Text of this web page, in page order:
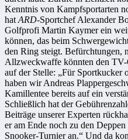
Kenntnis von Kampfsportarten
hat ARD-Sportchef Alexander
Golfprofi Martin Kaymer ein
können, das beim
den Ring steigt. Befürchtungen,
Allzweckwaffe könnten den TV-
auf der Stelle: „Für Sportkucker
haben wir Andreas
Kamillentee bereits auf ein
Schließlich hat der
Beiträge unserer Experten
er am Ende noch zu den Deppen
Snooker-Turnier an.“ Und da